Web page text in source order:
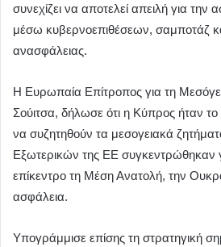
συνεχίζει να αποτελεί απειλή για
μέσω κυβερνοεπιθέσεων, σαμποτάζ
ανασφάλειας.
Η Ευρωπαία Επίτροπος για τη
Σούιτσα, δήλωσε ότι η Κύπρος ήταν
να συζητηθούν τα μεσογειακά
Εξωτερικών της ΕΕ συγκεντρώθηκαν
επίκεντρο τη Μέση Ανατολή, την
ασφάλεια.
Υπογράμμισε επίσης τη στρατηγική